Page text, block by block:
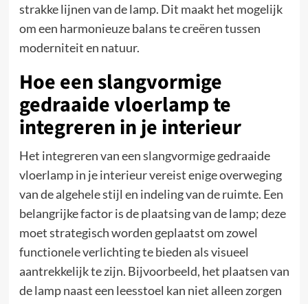
strakke lijnen van de lamp. Dit maakt het mogelijk
om een harmonieuze balans te creëren tussen
moderniteit en natuur.
Hoe een slangvormige
gedraaide vloerlamp te
integreren in je interieur
Het integreren van een slangvormige gedraaide
vloerlamp in je interieur vereist enige overweging
van de algehele stijl en indeling van de ruimte. Een
belangrijke factor is de plaatsing van de lamp; deze
moet strategisch worden geplaatst om zowel
functionele verlichting te bieden als visueel
aantrekkelijk te zijn. Bijvoorbeeld, het plaatsen van
de lamp naast een leesstoel kan niet alleen zorgen